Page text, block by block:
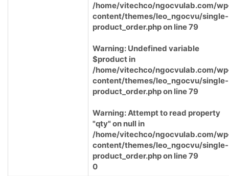
/home/vitechco/ngocvulab.com/
content/themes/leo_ngocvu/single-
product_order.phpon line79
Warning: Undefined variable
$product in
/home/vitechco/ngocvulab.com/
content/themes/leo_ngocvu/single-
product_order.phpon line79
Warning: Attempt to read property
"qty" on null in
/home/vitechco/ngocvulab.com/
content/themes/leo_ngocvu/single-
product_order.phpon line79
0